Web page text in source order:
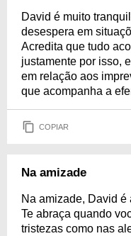
David é muito
desespera em
Acredita que tudo
justamente por isso,
em relação aos
que acompanha a
COPIAR
Na amizade
Na amizade, David
Te abraça quando
tristezas como nas